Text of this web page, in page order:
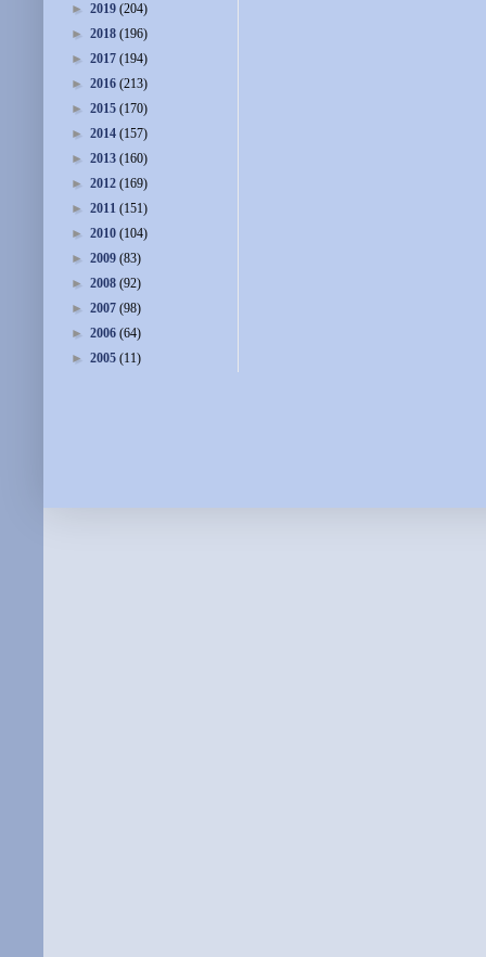
► 2019 (204)
► 2018 (196)
► 2017 (194)
► 2016 (213)
► 2015 (170)
► 2014 (157)
► 2013 (160)
► 2012 (169)
► 2011 (151)
► 2010 (104)
► 2009 (83)
► 2008 (92)
► 2007 (98)
► 2006 (64)
► 2005 (11)